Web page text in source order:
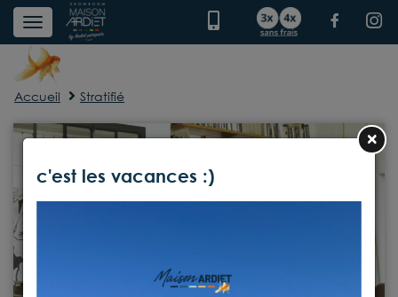
Accueil Stratifié
×
c'est les vacances :)